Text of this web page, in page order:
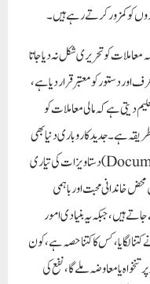
کو کمزور کرتے رہے ہیں۔
معاملات کو تحریری شکل نہ دیاجاتا
دستور کو معتبر قرار دیا ہے،
دیتی ہے کہ مالی معاملات کو
طریقہ ہے۔ جدید کاروباری دنیا بھی
دستاویزات کی تیاری (Documentation) کو قانونی اور مالی تحفظ کی بنیادی شرط
خاندانی محبت اور باہمی
ہیں، جبکہ یہ بنیادی امور
لگایا، کس کا کتنا حصہ ہے، کون
یا معاوضہ ملے گا، نفع کی